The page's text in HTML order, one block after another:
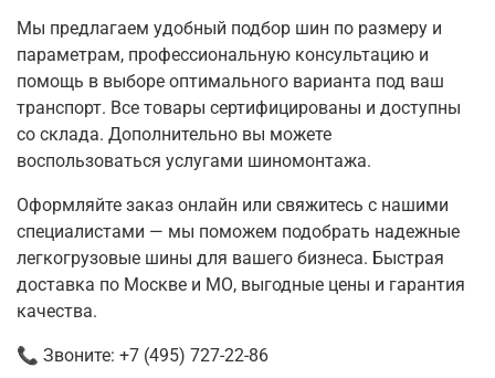
Мы предлагаем удобный подбор шин по размеру и
параметрам, профессиональную консультацию и
помощь в выборе оптимального варианта под ваш
транспорт. Все товары сертифицированы и доступны
со склада. Дополнительно вы можете
воспользоваться услугами шиномонтажа.
Оформляйте заказ онлайн или свяжитесь с нашими
специалистами — мы поможем подобрать надежные
легкогрузовые шины для вашего бизнеса. Быстрая
доставка по Москве и МО, выгодные цены и гарантия
качества.
📞 Звоните: +7 (495) 727-22-86